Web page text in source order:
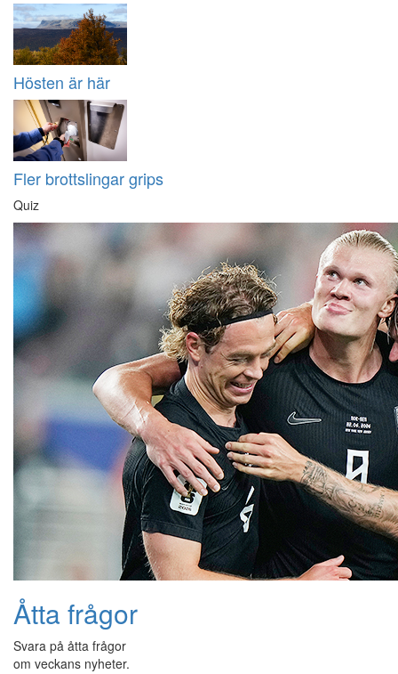
Hösten är här
Fler brottslingar grips
Quiz
Åtta frågor
Svara på åtta frågor
om veckans nyheter.